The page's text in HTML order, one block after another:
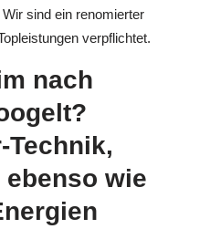
sind ein renomierter
verpflichtet.
nach
Technik,
ebenso wie